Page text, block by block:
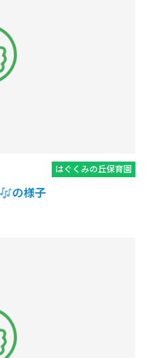
はぐくみの丘保育園
の様子